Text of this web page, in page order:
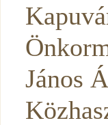
János